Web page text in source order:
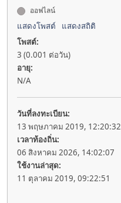
ออฟไลน์
แสดงโพสต์
แสดงสถิติ
โพสต์:
3 (0.001 ต่อวัน)
อายุ:
N/A
วันที่ลงทะเบียน:
13 พฤษภาคม 2019, 12:20:32
เวลาท้องถิ่น:
06 สิงหาคม 2026, 14:02:07
ใช้งานล่าสุด:
11 ตุลาคม 2019, 09:22:51